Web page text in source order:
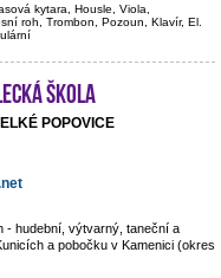
kytara, Housle, Viola,
roh, Trombon, Pozoun, Klavír, El.
škola
POPOVICE
- hudební, výtvarný, taneční a
a pobočku v Kamenici (okres